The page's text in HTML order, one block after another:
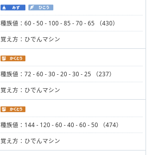
種族値：60 - 50 - 100 - 85 - 70 - 65 （430）
覚え方：ひでんマシン
種族値：72 - 60 - 30 - 20 - 30 - 25 （237）
覚え方：ひでんマシン
種族値：144 - 120 - 60 - 40 - 60 - 50 （474）
覚え方：ひでんマシン